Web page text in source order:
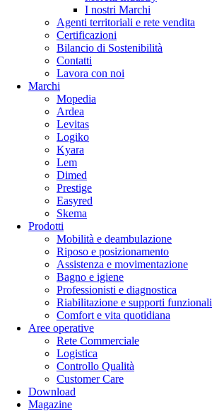
I nostri Marchi
Agenti territoriali e rete vendita
Certificazioni
Bilancio di Sostenibilità
Contatti
Lavora con noi
Marchi
Mopedia
Ardea
Levitas
Logiko
Kyara
Lem
Dimed
Prestige
Easyred
Skema
Prodotti
Mobilità e deambulazione
Riposo e posizionamento
Assistenza e movimentazione
Bagno e igiene
Professionisti e diagnostica
Riabilitazione e supporti funzionali
Comfort e vita quotidiana
Aree operative
Rete Commerciale
Logistica
Controllo Qualità
Customer Care
Download
Magazine